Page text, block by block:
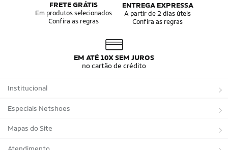
FRETE GRÁTIS
Em produtos selecionados
Confira as regras
ENTREGA EXPRESSA
A partir de 2 dias úteis
Confira as regras
EM ATÉ 10X SEM JUROS
no cartão de crédito
Institucional
Sobre a Netshoes
Política de Privacidade
Programa de Afiliados
Especiais Netshoes
Suplementos
Corrida
Mapas do Site
Marcas
Atendimento